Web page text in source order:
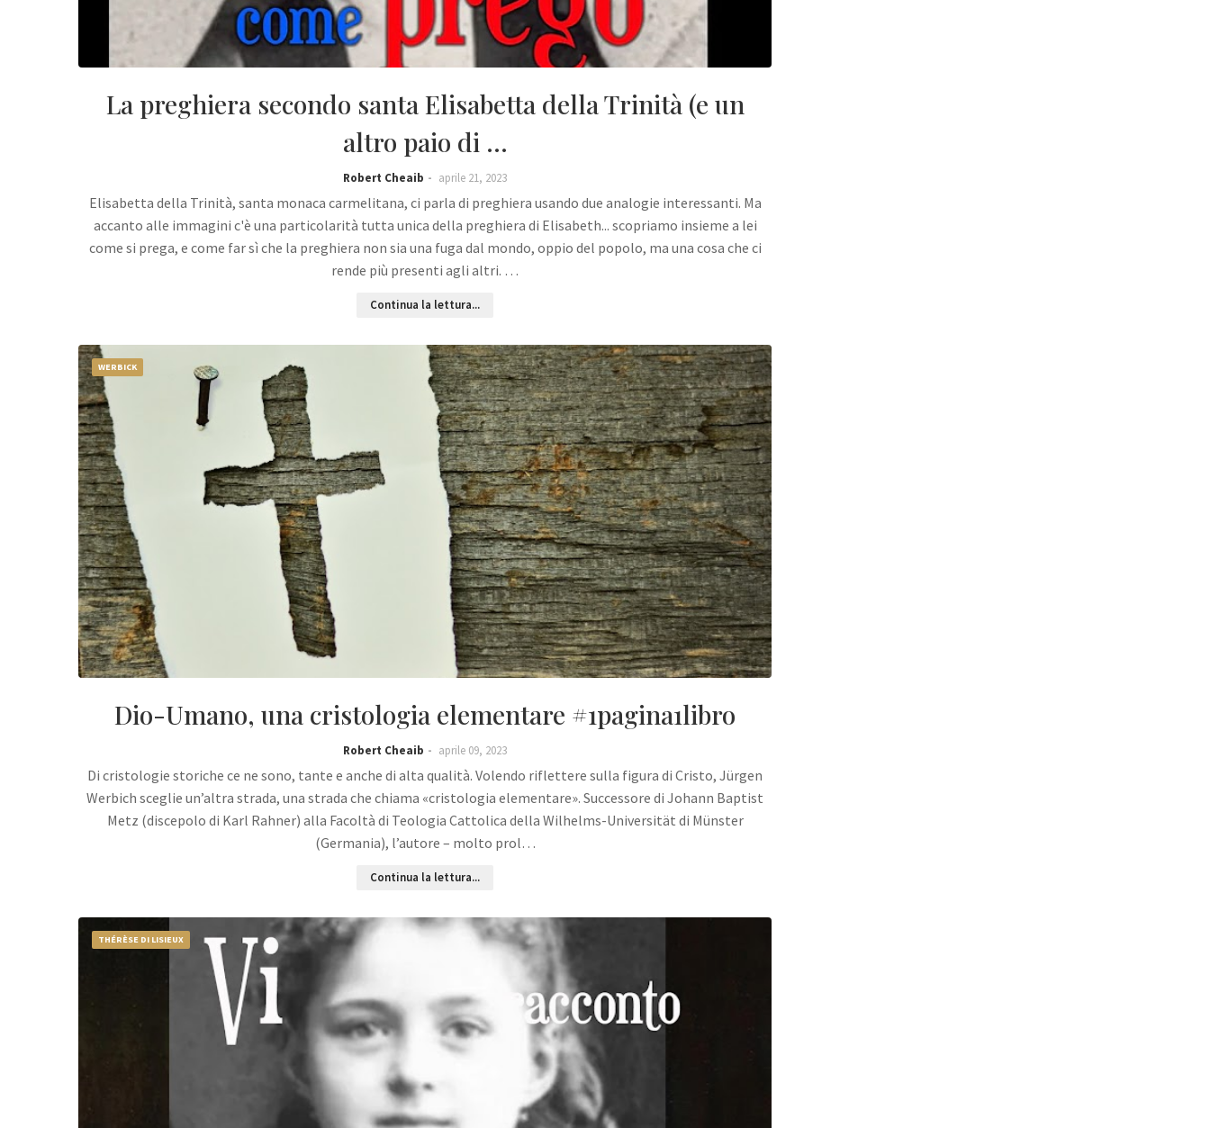
La preghiera secondo santa Elisabetta della Trinità (e un
altro paio di ...
Robert Cheaib aprile 21, 2023
Elisabetta della Trinità, santa monaca carmelitana, ci parla di preghiera usando due analogie interessanti. Ma
accanto alle immagini c'è una particolarità tutta unica della preghiera di Elisabeth... scopriamo insieme a lei
come si prega, e come far sì che la preghiera non sia una fuga dal mondo, oppio del popolo, ma una cosa che ci
rende più presenti agli altri. …
Continua la lettura...
WERBICK
Dio-Umano, una cristologia elementare #1pagina1libro
Robert Cheaib aprile 09, 2023
Di cristologie storiche ce ne sono, tante e anche di alta qualità. Volendo riflettere sulla figura di Cristo, Jürgen
Werbich sceglie un’altra strada, una strada che chiama «cristologia elementare». Successore di Johann Baptist
Metz (discepolo di Karl Rahner) alla Facoltà di Teologia Cattolica della Wilhelms-Universität di Münster
(Germania), l’autore – molto prol…
Continua la lettura...
THÉRÈSE DI LISIEUX